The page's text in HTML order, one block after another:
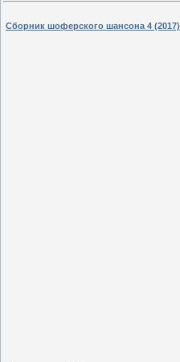
Сборник шоферского шансона 4 (2017)